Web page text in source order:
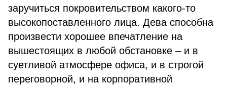
заручиться покровительством какого-то
высокопоставленного лица. Дева способна
произвести хорошее впечатление на
вышестоящих в любой обстановке – и в
суетливой атмосфере офиса, и в строгой
переговорной, и на корпоративной